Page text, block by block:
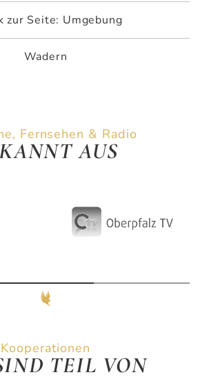
zur Seite: Umgebung
Wadern
Fernsehen & Radio
AUS
Kooperationen
TEIL VON